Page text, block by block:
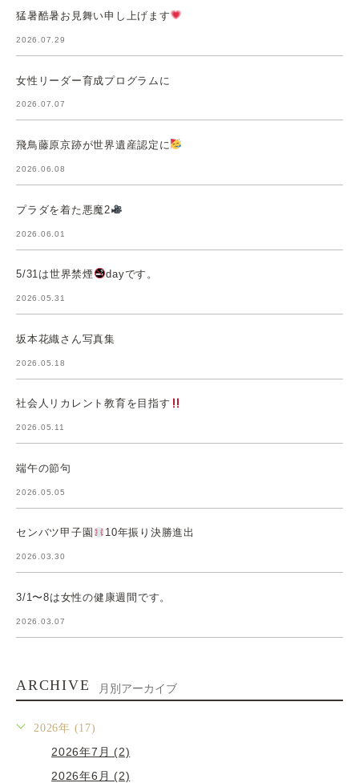
猛暑酷暑お見舞い申し上げます
2026.07.29
女性リーダー育成プログラムに
2026.07.07
飛鳥藤原京跡が世界遺産認定に
2026.06.08
プラダを着た悪魔2
2026.06.01
5/31は世界禁煙 dayです。
2026.05.31
坂本花織さん写真集
2026.05.18
社会人リカレント教育を目指す
2026.05.11
端午の節句
2026.05.05
センバツ甲子園 10年振り決勝進出
2026.03.30
3/1〜8は女性の健康週間です。
2026.03.07
ARCHIVE 月別アーカイブ
2026年 (17)
2026年7月 (2)
2026年6月 (2)